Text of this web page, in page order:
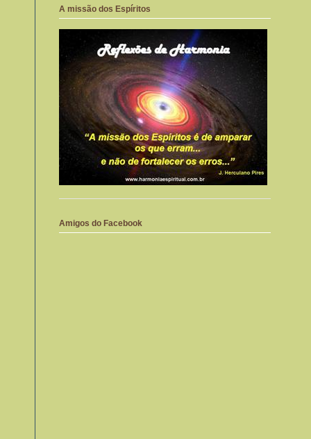
A missão dos Espíritos
Amigos do Facebook